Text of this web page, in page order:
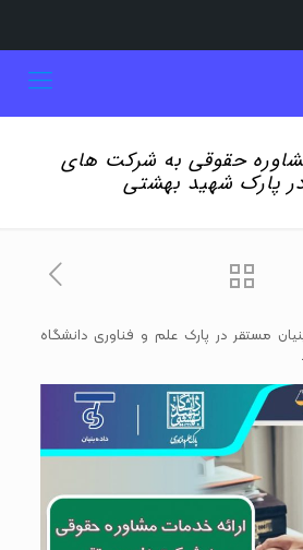
حقوقی به شرکت های
پارک شهید بهشتی
مستقر در پارک علم و فناوری دانشگاه